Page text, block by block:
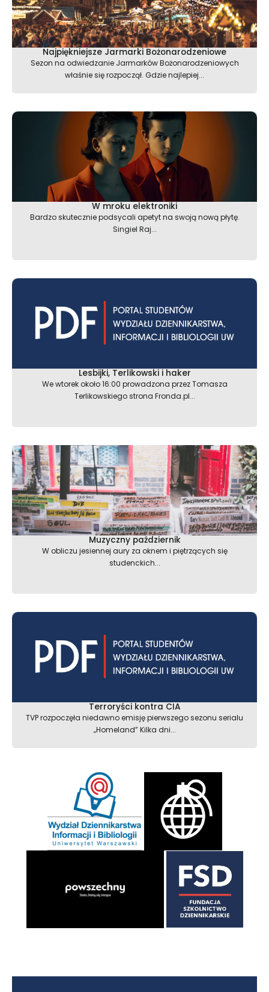
Najpiękniejsze Jarmarki Bożonarodzeniowe
Sezon na odwiedzanie Jarmarków Bożonarodzeniowych
właśnie się rozpoczął. Gdzie najlepiej...
W mroku elektroniki
Bardzo skutecznie podsycali apetyt na swoją nową płytę.
Singiel Raj...
Lesbijki, Terlikowski i haker
We wtorek około 16:00 prowadzona przez Tomasza
Terlikowskiego strona Fronda.pl...
Muzyczny październik
W obliczu jesiennej aury za oknem i piętrzących się
studenckich...
Terroryści kontra CIA
TVP rozpoczęła niedawno emisję pierwszego sezonu serialu
„Homeland” Kilka dni...